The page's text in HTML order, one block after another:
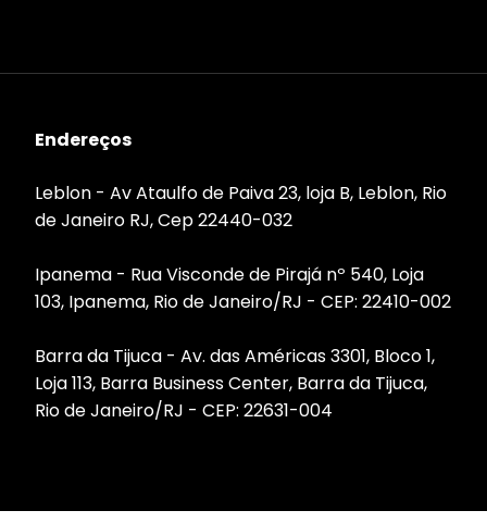
Endereços
Leblon - Av Ataulfo de Paiva 23, loja B, Leblon, Rio
de Janeiro RJ, Cep 22440-032
Ipanema - Rua Visconde de Pirajá nº 540, Loja
103, Ipanema, Rio de Janeiro/RJ - CEP: 22410-002
Barra da Tijuca - Av. das Américas 3301, Bloco 1,
Loja 113, Barra Business Center, Barra da Tijuca,
Rio de Janeiro/RJ - CEP: 22631-004